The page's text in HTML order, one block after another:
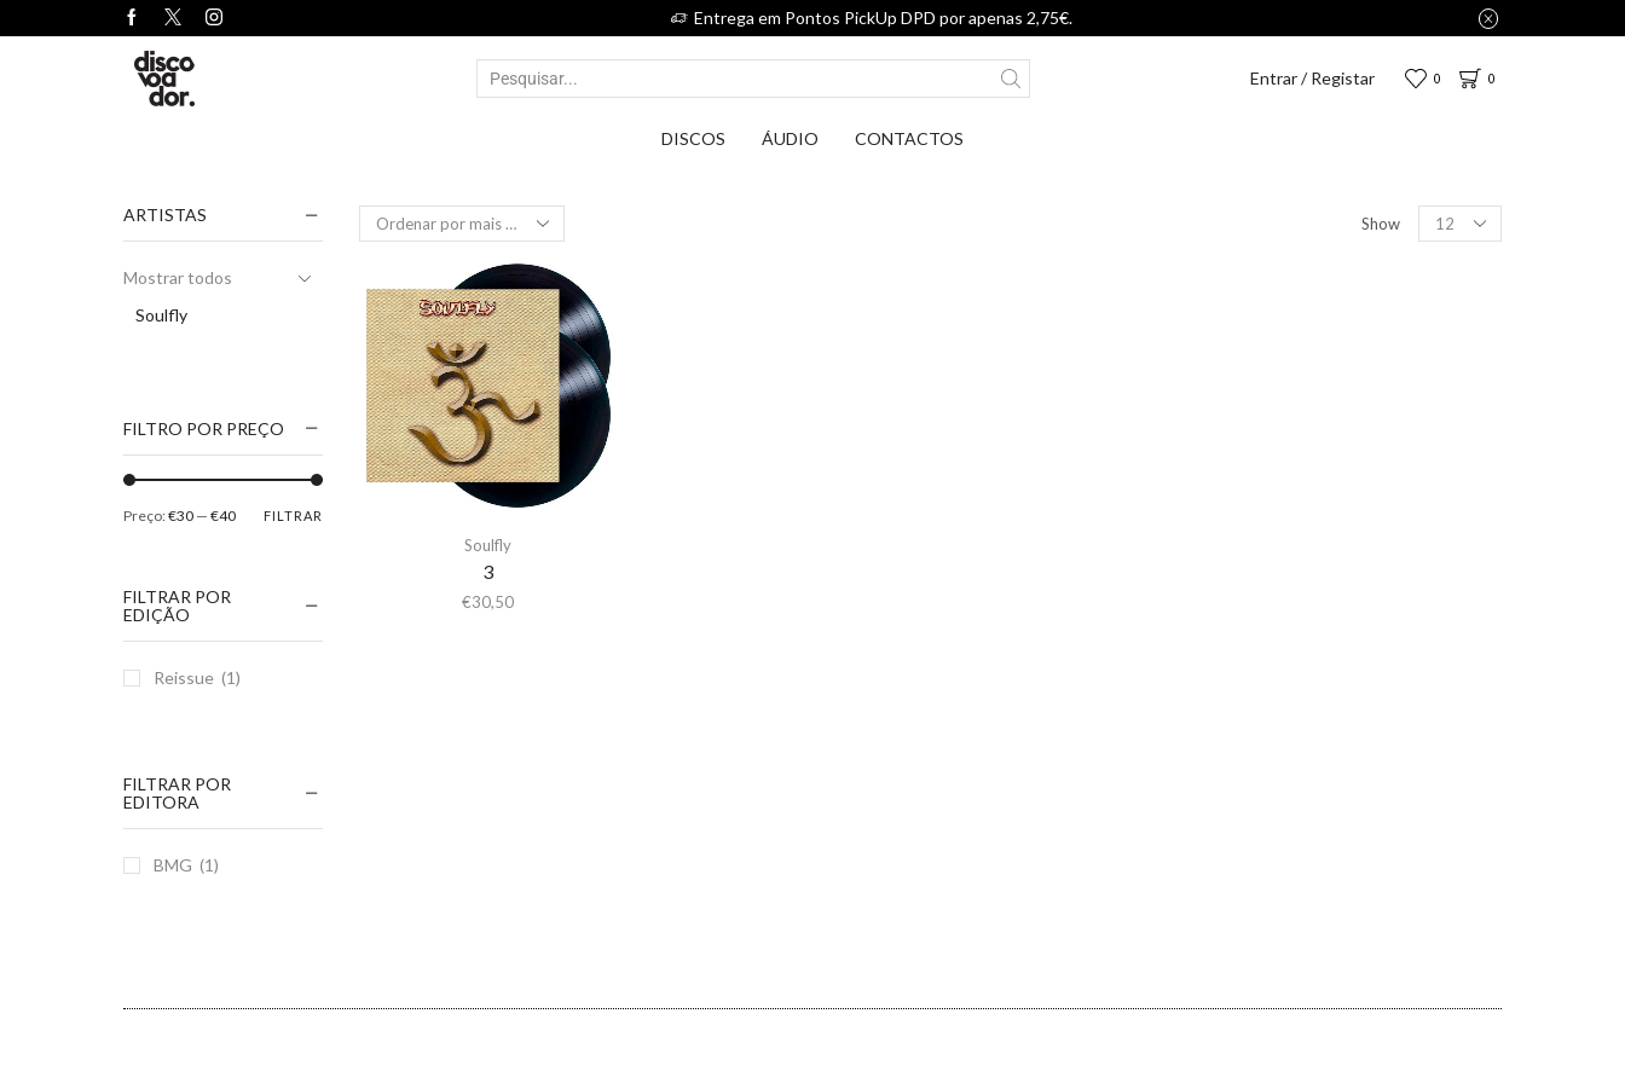
Entrega em Pontos PickUp DPD por apenas 2,75€.
Entrar / Registar 0 0
DISCOS ÁUDIO CONTACTOS
Show
Soulfly
3
€30,50
ARTISTAS
Mostrar todos
Soulfly
FILTRO POR PREÇO
FILTRAR
Preço:€30 — €40
FILTRAR POR
EDIÇÃO
Reissue (1)
FILTRAR POR
EDITORA
BMG (1)